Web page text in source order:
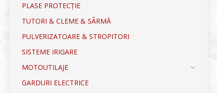
PLASE PROTECȚIE
TUTORI & CLEME & SÂRMĂ
PULVERIZATOARE & STROPITORI
SISTEME IRIGARE
MOTOUTILAJE
GARDURI ELECTRICE